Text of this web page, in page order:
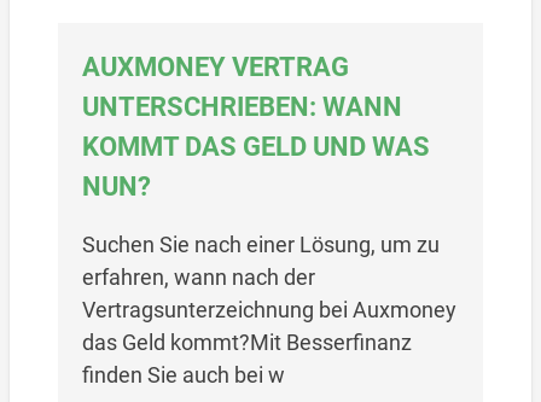
AUXMONEY VERTRAG
UNTERSCHRIEBEN: WANN
KOMMT DAS GELD UND WAS
NUN?
Suchen Sie nach einer Lösung, um zu
erfahren, wann nach der
Vertragsunterzeichnung bei Auxmoney
das Geld kommt?Mit Besserfinanz
finden Sie auch bei w